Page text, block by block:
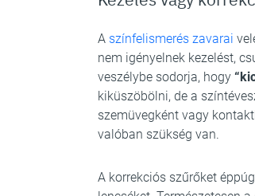
A színfelismerés zavarai
nem igényelnek kezelést,
veszélybe sodorja, hogy
kiküszöbölni, de a
szemüvegként vagy
valóban szükség van.
A korrekciós szűrőket